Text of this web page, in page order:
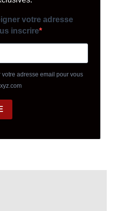
votre adresse
inscrire
adresse email pour vous